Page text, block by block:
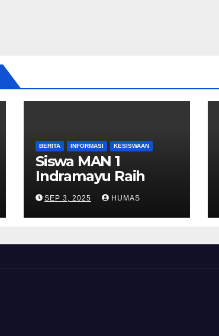
BERITA INFORMASI KESISWAAN
Siswa MAN 1
Indramayu Raih
Juara Dua
Kompetisi Debat di
Universitas
SEP 3, 2025 HUMAS